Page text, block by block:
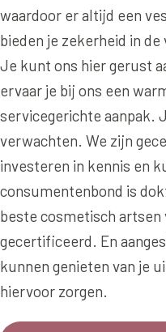
MIDDEN & MOND
Lippen
Nasolabiale plooi
Marionetlijnen
Mondhoeken
Neus
Jukbeenderen
Juvéderm Volux
Juvéderm Volift
Juvéderm Volbella
Profhilo
Prostrolane
Restylane
Saypha Filler
Insuline Zwelling Profiel
Menopauze Veroudering
Stress Cortisol profiel
PCOS Huid profiel
Overgevoelige Huid Profiel
Chronische
waardoor er altijd een
bieden je zekerheid in
Je kunt ons hier gerust
ervaar je bij ons een
servicegerichte aanpak.
verwachten. We zijn
investeren in kennis en
consumentenbond is
beste cosmetisch artsen
gecertificeerd. En
kunnen genieten van je
hiervoor zorgen.